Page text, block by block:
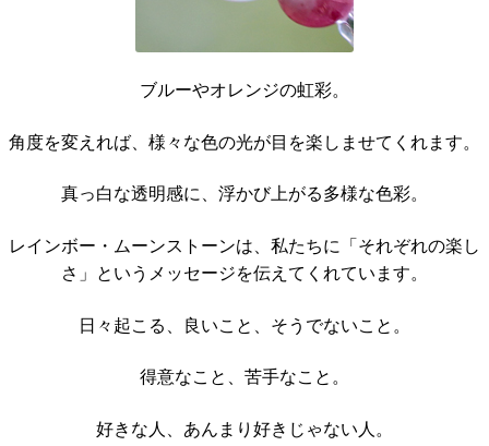
ブルーやオレンジの虹彩。
角度を変えれば、様々な色の光が目を楽しませてくれます。
真っ白な透明感に、浮かび上がる多様な色彩。
レインボー・ムーンストーンは、私たちに「それぞれの楽し
さ」というメッセージを伝えてくれています。
日々起こる、良いこと、そうでないこと。
得意なこと、苦手なこと。
好きな人、あんまり好きじゃない人。